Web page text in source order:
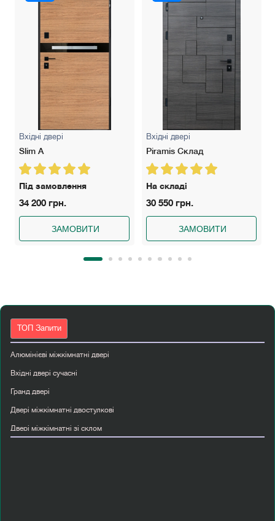
Вхідні двері
Slim A
Під замовлення
34 200 грн.
ЗАМОВИТИ
Вхідні двері
Piramis Склад
На складі
30 550 грн.
ЗАМОВИТИ
ТОП Запити
Алюмінієві міжкімнатні двері
Вхідні двері сучасні
Гранд двері
Двері міжкімнатні двостулкові
Двері міжкімнатні зі склом